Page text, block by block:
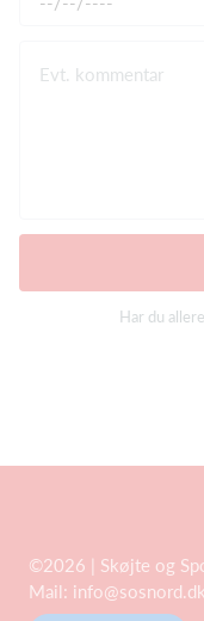
Evt. kommentar
Har du
©2026 | Skøjte og
Mail: